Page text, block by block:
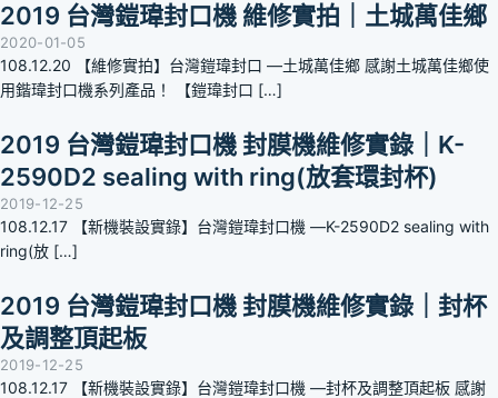
2019 台灣鎧瑋封口機 維修實拍｜土城萬佳鄉
2020-01-05
108.12.20 【維修實拍】台灣鎧瑋封口 —土城萬佳鄉 感謝土城萬佳鄉使
用鍇瑋封口機系列產品！ 【鎧瑋封口 […]
2019 台灣鎧瑋封口機 封膜機維修實錄｜K-
2590D2 sealing with ring(放套環封杯)
2019-12-25
108.12.17 【新機裝設實錄】台灣鎧瑋封口機 —K-2590D2 sealing with
ring(放 […]
2019 台灣鎧瑋封口機 封膜機維修實錄｜封杯
及調整頂起板
2019-12-25
108.12.17 【新機裝設實錄】台灣鎧瑋封口機 —封杯及調整頂起板 感謝